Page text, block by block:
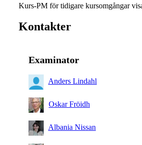
Kurs-PM för tidigare kursomgångar
Kontakter
Examinator
Anders Lindahl
Oskar Fröidh
Albania Nissan